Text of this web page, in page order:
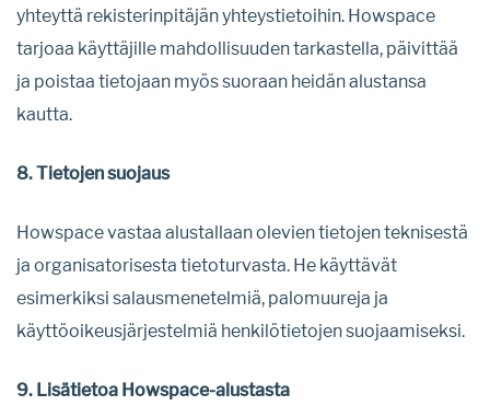
yhteyttä rekisterinpitäjän yhteystietoihin. Howspace
tarjoaa käyttäjille mahdollisuuden tarkastella, päivittää
ja poistaa tietojaan myös suoraan heidän alustansa
kautta.
8. Tietojen suojaus
Howspace vastaa alustallaan olevien tietojen teknisestä
ja organisatorisesta tietoturvasta. He käyttävät
esimerkiksi salausmenetelmiä, palomuureja ja
käyttöoikeusjärjestelmiä henkilötietojen suojaamiseksi.
9. Lisätietoa Howspace-alustasta